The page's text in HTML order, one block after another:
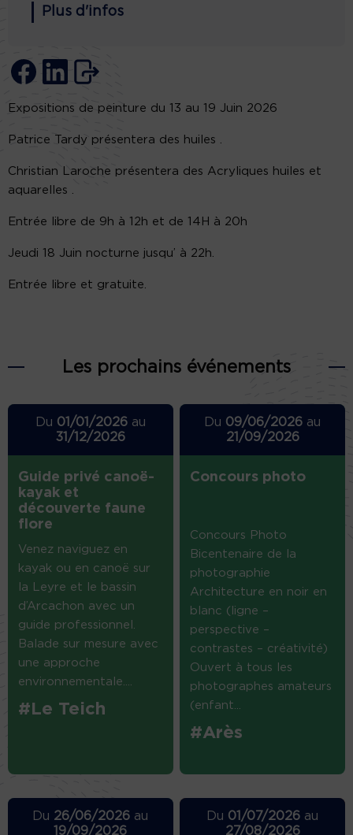
Plus d'infos
Expositions de peinture du 13 au 19 Juin 2026
Patrice Tardy présentera des huiles .
Christian Laroche présentera des Acryliques huiles et
aquarelles .
Entrée libre de 9h à 12h et de 14H à 20h
Jeudi 18 Juin nocturne jusqu’ à 22h.
Entrée libre et gratuite.
Les prochains événements
Du 01/01/2026au
31/12/2026
Guide privé canoë-
kayak et
découverte faune
flore
Venez naviguez en
kayak ou en canoë sur
la Leyre et le bassin
d’Arcachon avec un
guide professionnel.
Balade sur mesure avec
une approche
environnementale....
#Le Teich
Du 09/06/2026 au
21/09/2026
Concours photo
Concours Photo
Bicentenaire de la
photographie
Architecture en noir en
blanc (ligne –
perspective –
contrastes – créativité)
Ouvert à tous les
photographes amateurs
(enfant...
#Arès
Du 26/06/2026 au
19/09/2026
Du 01/07/2026 au
27/08/2026